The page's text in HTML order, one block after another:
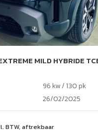
MILD HYBRIDE
96 kw / 130 pk
26/02/2025
BTW, aftrekbaar